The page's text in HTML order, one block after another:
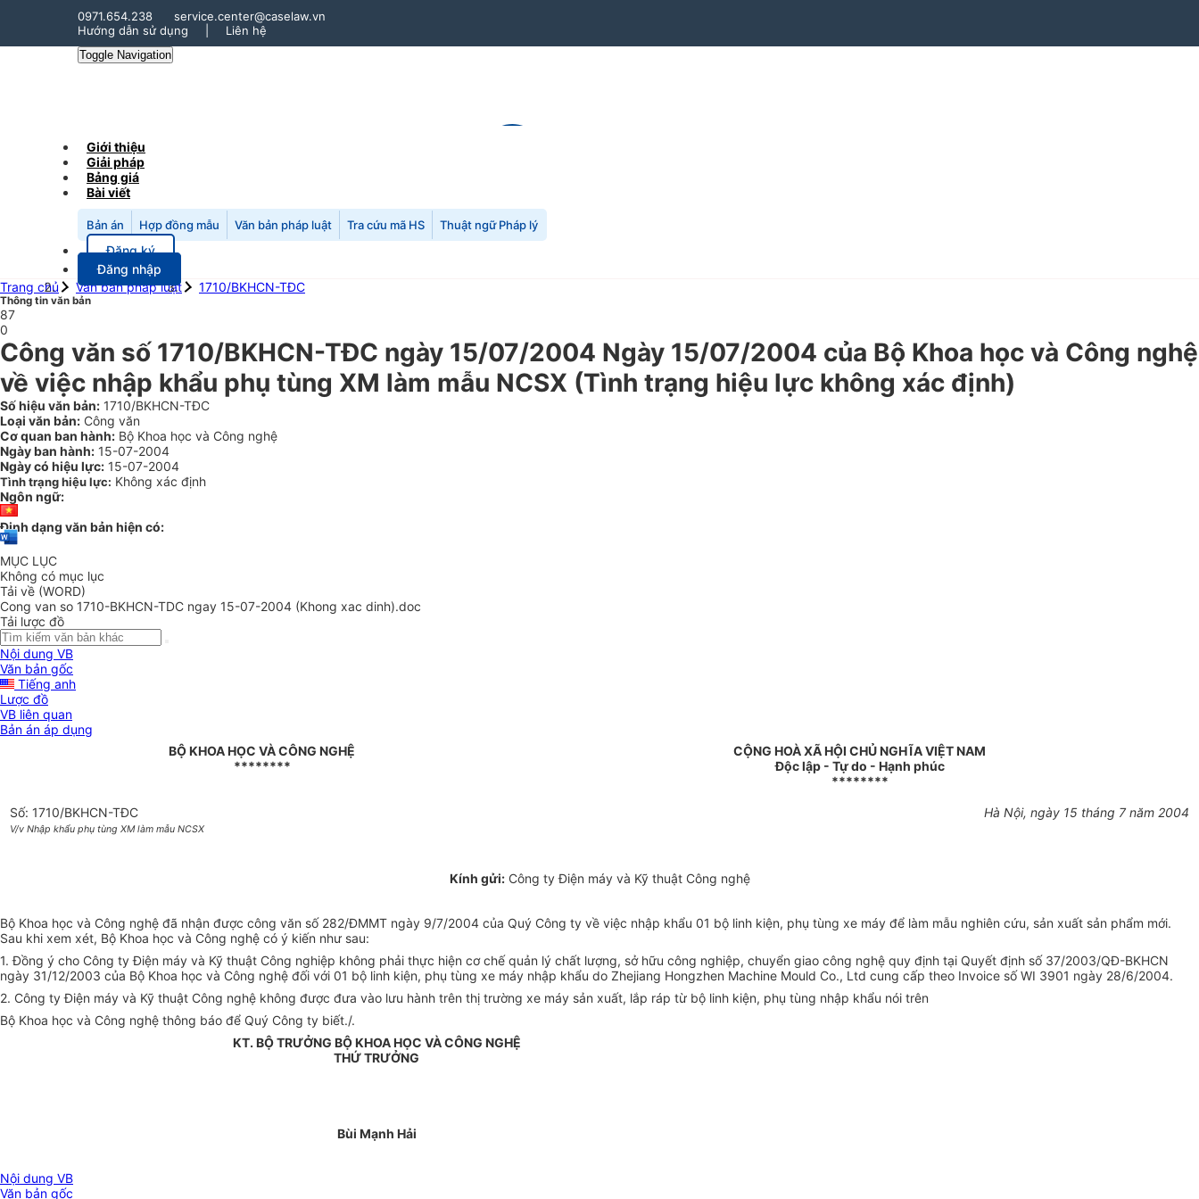
0971.654.238
service.center@caselaw.vn
Hướng dẫn sử dụng
Liên hệ
Toggle Navigation
Giới thiệu
Giải pháp
Bảng giá
Bài viết
Bản án Hợp đồng mẫu Văn bản pháp luật Tra cứu mã HS Thuật ngữ Pháp lý
Đăng ký
Đăng nhập
Trang chủ
Văn bản pháp luật 1710/BKHCN-TĐC
Thông tin văn bản
87
0
Công văn số 1710/BKHCN-TĐC ngày 15/07/2004 Ngày 15/07/2004 của Bộ Khoa học và Công nghệ
về việc nhập khẩu phụ tùng XM làm mẫu NCSX (Tình trạng hiệu lực không xác định)
Số hiệu văn bản: 1710/BKHCN-TĐC
Loại văn bản: Công văn
Cơ quan ban hành: Bộ Khoa học và Công nghệ
Ngày ban hành: 15-07-2004
Ngày có hiệu lực: 15-07-2004
Tình trạng hiệu lực: Không xác định
Ngôn ngữ:
Định dạng văn bản hiện có:
MỤC LỤC
Không có mục lục
Tải về (WORD)
Cong van so 1710-BKHCN-TDC ngay 15-07-2004 (Khong xac dinh).doc
Tải lược đồ
Nội dung VB
Văn bản gốc
Tiếng anh
Lược đồ
VB liên quan
Bản án áp dụng
BỘ KHOA HỌC VÀ CÔNG NGHỆ
********
CỘNG HOÀ XÃ HỘI CHỦ NGHĨA VIỆT NAM
Độc lập - Tự do - Hạnh phúc
********
Số: 1710/BKHCN-TĐC
V/v Nhập khẩu phụ tùng XM làm mẫu NCSX
Hà Nội, ngày 15 tháng 7 năm 2004
Kính gửi:Công ty Điện máy và Kỹ thuật Công nghệ
Bộ Khoa học và Công nghệ đã nhận được công văn số 282/ĐMMT ngày 9/7/2004 của Quý Công ty về việc nhập khẩu 01 bộ linh kiện, phụ tùng xe máy để làm mẫu nghiên cứu, sản xuất sản phẩm mới.
Sau khi xem xét, Bộ Khoa học và Công nghệ có ý kiến như sau:
1. Đồng ý cho Công ty Điện máy và Kỹ thuật Công nghiệp không phải thực hiện cơ chế quản lý chất lượng, sở hữu công nghiệp, chuyển giao công nghệ quy định tại Quyết định số 37/2003/QĐ-BKHCN
ngày 31/12/2003 của Bộ Khoa học và Công nghệ đối với 01 bộ linh kiện, phụ tùng xe máy nhập khẩu do Zhejiang Hongzhen Machine Mould Co., Ltd cung cấp theo Invoice số WI 3901 ngày 28/6/2004.
2. Công ty Điện máy và Kỹ thuật Công nghệ không được đưa vào lưu hành trên thị trường xe máy sản xuất, lắp ráp từ bộ linh kiện, phụ tùng nhập khẩu nói trên
Bộ Khoa học và Công nghệ thông báo để Quý Công ty biết./.
KT. BỘ TRƯỞNG BỘ KHOA HỌC VÀ CÔNG NGHỆ
THỨ TRƯỞNG
Bùi Mạnh Hải
Nội dung VB
Văn bản gốc